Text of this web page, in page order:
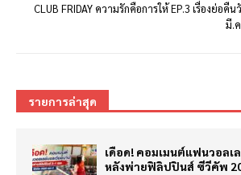
CLUB FRIDAY ความรักคือการให้ EP.3 เรื่องย่อคื
มี.
รายการล่าสุด
เดือด! คอมเมนต์แฟนวอลเ
หลังพ่ายฟิลิปปินส์ ซีวีคัพ